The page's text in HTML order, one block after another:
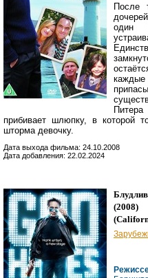
После
один
каждые
прибивает шлюпку, в которой
шторма девочку.
Дата выхода фильма: 24.10.2008
Дата добавления: 22.02.2024
(2008)
(